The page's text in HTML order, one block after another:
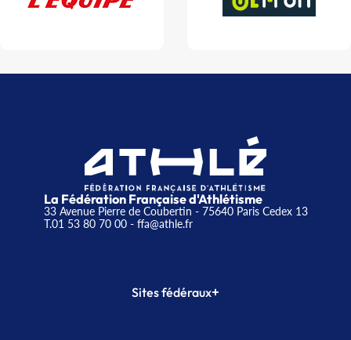
La Fédération Française d'Athlétisme
33 Avenue Pierre de Coubertin - 75640 Paris Cedex 13
T.01 53 80 70 00- ffa@athle.fr
Sites fédéraux+